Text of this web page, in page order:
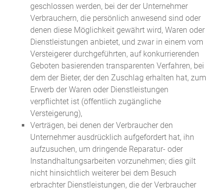
geschlossen werden, bei der der Unternehmer
Verbrauchern, die persönlich anwesend sind oder
denen diese Möglichkeit gewährt wird, Waren oder
Dienstleistungen anbietet, und zwar in einem vom
Versteigerer durchgeführten, auf konkurrierenden
Geboten basierenden transparenten Verfahren, bei
dem der Bieter, der den Zuschlag erhalten hat, zum
Erwerb der Waren oder Dienstleistungen
verpflichtet ist (öffentlich zugängliche
Versteigerung),
Verträgen, bei denen der Verbraucher den
Unternehmer ausdrücklich aufgefordert hat, ihn
aufzusuchen, um dringende Reparatur- oder
Instandhaltungsarbeiten vorzunehmen; dies gilt
nicht hinsichtlich weiterer bei dem Besuch
erbrachter Dienstleistungen, die der Verbraucher